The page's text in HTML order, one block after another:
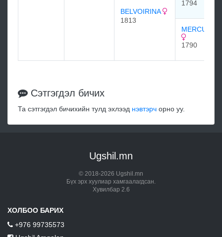
BELVOIRINA
1813
1794
MERCURY
1790
Сэтгэгдэл бичих
Та сэтгэгдэл бичихийн тулд эхлээд нэвтэрч орно уу.
Ugshil.mn
© 2018-2026 Ugshil.mn
Бүх эрх хуулиар хамгаалагдсан.
Хувилбар 2.6
ХОЛБОО БАРИХ
+976 99735573